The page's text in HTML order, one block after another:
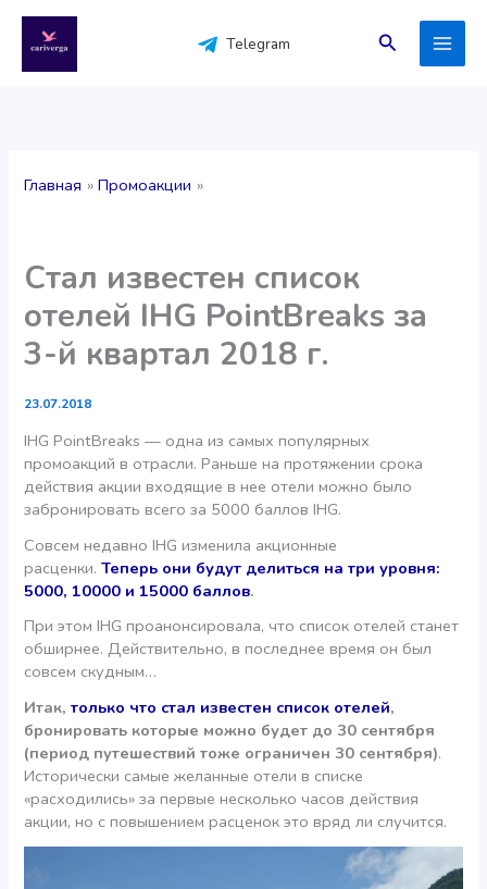
содержимому
Telegram Поиск
Главная Промоакции
Стал известен список
отелей IHG PointBreaks за
3-й квартал 2018 г.
23.07.2018
IHG PointBreaks — одна из самых популярных
промоакций в отрасли. Раньше на протяжении срока
действия акции входящие в нее отели можно было
забронировать всего за 5000 баллов IHG.
Совсем недавно IHG изменила акционные
расценки.Теперь они будут делиться на три уровня:
5000, 10000 и 15000 баллов.
При этом IHG проанонсировала, что список отелей станет
обширнее. Действительно, в последнее время он был
совсем скудным…
Итак,только что стал известен список отелей,
бронировать которые можно будет до 30 сентября
(период путешествий тоже ограничен 30 сентября).
Исторически самые желанные отели в списке
«расходились» за первые несколько часов действия
акции, но с повышением расценок это вряд ли случится.